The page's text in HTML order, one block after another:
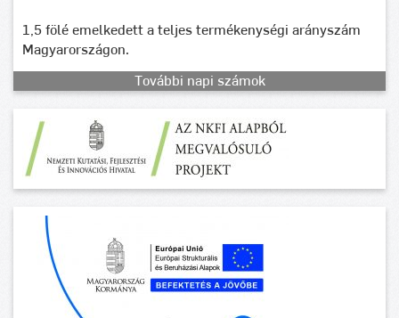
1,5 fölé emelkedett a teljes termékenységi arányszám
Magyarországon.
További napi számok